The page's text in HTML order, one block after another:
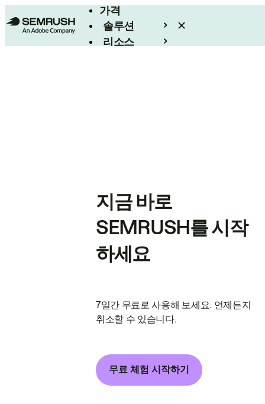
가격
솔루션
리소스
지금 바로
SEMRUSH를 시작
하세요
7일간 무료로 사용해 보세요. 언제든지
취소할 수 있습니다.
무료 체험 시작하기